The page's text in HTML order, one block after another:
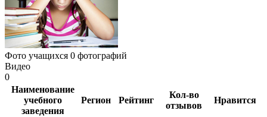
Фото учащихся 0 фотографий
Видео
0
Наименование
учебного
заведения
Регион Рейтинг
Кол-во
отзывов
Нравится